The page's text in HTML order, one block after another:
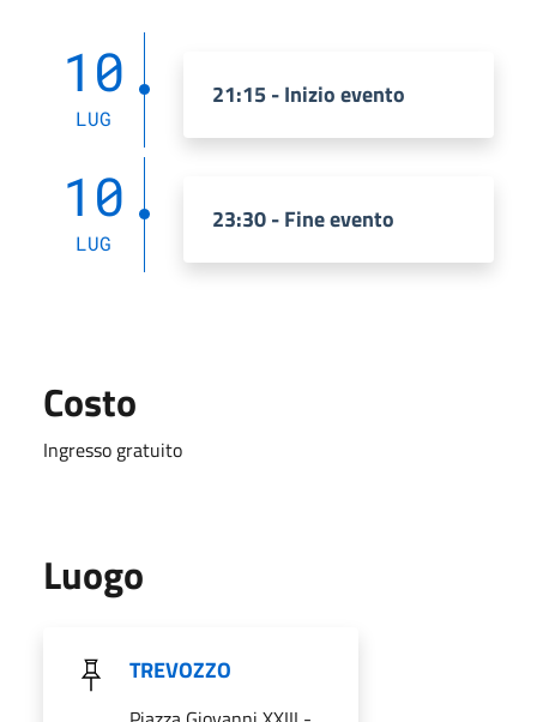
10
LUG
21:15 - Inizio evento
10
LUG
23:30 - Fine evento
Costo
Ingresso gratuito
Luogo
TREVOZZO